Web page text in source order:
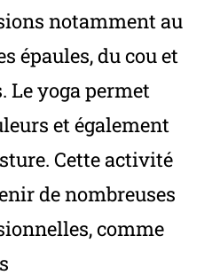
notamment au
épaules, du cou et
Le yoga permet
et également
Cette activité
de nombreuses
comme